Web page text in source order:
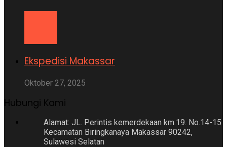
Ekspedisi Makassar
Oktober 27, 2025
Hubungi Kami
Alamat: JL. Perintis kemerdekaan km.19. No.14-15
Kecamatan Biringkanaya Makassar 90242,
Sulawesi Selatan